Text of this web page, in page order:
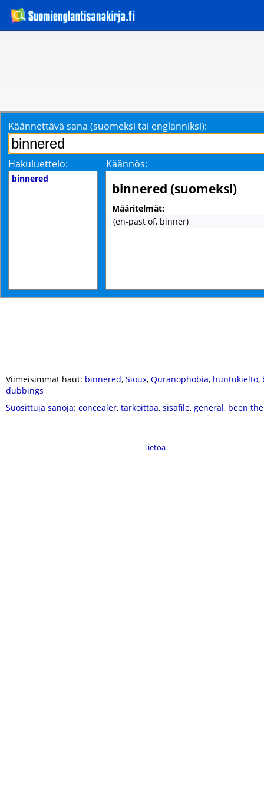
Käännettävä sana (suomeksi tai englanniksi):
Hakuluettelo: Käännös:
binnered
binnered (suomeksi)
Määritelmät:
(en-past of, binner)
Viimeisimmät haut: binnered, Sioux, Quranophobia, huntukielto,
dubbings
Suosittuja sanoja: concealer, tarkoittaa, sisäfile, general, been
Tietoa